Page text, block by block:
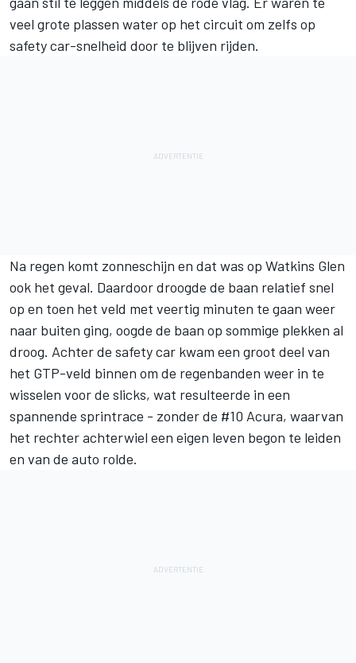
veel grote plassen water op het circuit om zelfs op
safety car-snelheid door te blijven rijden.
Na regen komt zonneschijn en dat was op Watkins Glen
ook het geval. Daardoor droogde de baan relatief snel
op en toen het veld met veertig minuten te gaan weer
naar buiten ging, oogde de baan op sommige plekken al
droog. Achter de safety car kwam een groot deel van
het GTP-veld binnen om de regenbanden weer in te
wisselen voor de slicks, wat resulteerde in een
spannende sprintrace - zonder de #10 Acura, waarvan
het rechter achterwiel een eigen leven begon te leiden
en van de auto rolde.